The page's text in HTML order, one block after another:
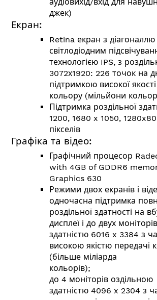
джек)
Екран:
Retina екран з
світлодіодним
технологією IPS, з
3072х1920: 226 точок на
підтримкою високої
кольору (мільйони
Підтримка роздільної
1200, 1680 x 1050,
пікселів
Графіка та відео:
Графічний процесор
with 4GB of GDDR6
Graphics 630
Режими двох екранів і
одночасна підтримка
роздільної здатності на
дисплеї і до двух
здатністю 6016 x 3384 з
високою якістю передачі
(більше міліарда
до 4 моніторів оздільною
здатністю 4096 x 2304 з